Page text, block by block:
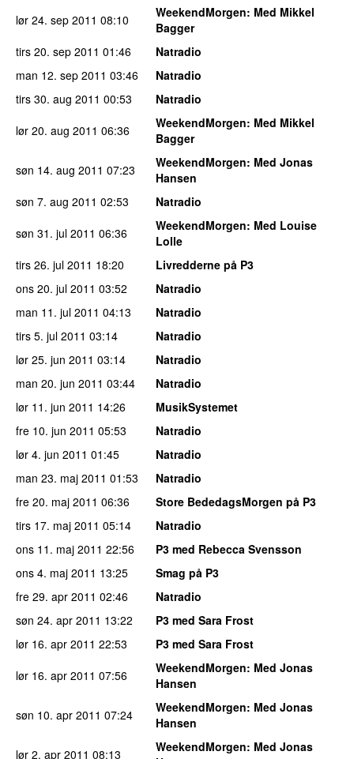
lør 24. sep 2011 08:10 WeekendMorgen: Med Mikkel
Bagger
tirs 20. sep 2011 01:46
Natradio
man 12. sep 2011 03:46
Natradio
tirs 30. aug 2011 00:53
Natradio
lør 20. aug 2011 06:36 WeekendMorgen: Med Mikkel
Bagger
søn 14. aug 2011 07:23 WeekendMorgen: Med Jonas
Hansen
søn 7. aug 2011 02:53
Natradio
søn 31. jul 2011 06:36 WeekendMorgen: Med Louise
Lolle
tirs 26. jul 2011 18:20
Livredderne på P3
ons 20. jul 2011 03:52
Natradio
man 11. jul 2011 04:13
Natradio
tirs 5. jul 2011 03:14
Natradio
lør 25. jun 2011 03:14
Natradio
man 20. jun 2011 03:44
Natradio
lør 11. jun 2011 14:26
MusikSystemet
fre 10. jun 2011 05:53
Natradio
lør 4. jun 2011 01:45
Natradio
man 23. maj 2011 01:53
Natradio
fre 20. maj 2011 06:36
Store BededagsMorgen på P3
tirs 17. maj 2011 05:14
Natradio
ons 11. maj 2011 22:56
P3 med Rebecca Svensson
ons 4. maj 2011 13:25
Smag på P3
fre 29. apr 2011 02:46
Natradio
søn 24. apr 2011 13:22
P3 med Sara Frost
lør 16. apr 2011 22:53
P3 med Sara Frost
lør 16. apr 2011 07:56 WeekendMorgen: Med Jonas
Hansen
søn 10. apr 2011 07:24 WeekendMorgen: Med Jonas
Hansen
lør 2. apr 2011 08:13 WeekendMorgen: Med Jonas